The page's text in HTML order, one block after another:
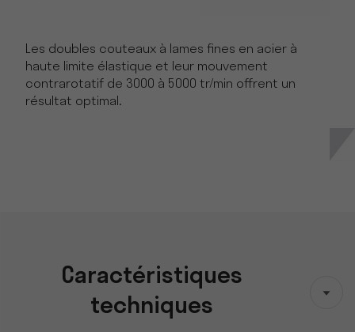
Les doubles couteaux à lames fines en acier à
haute limite élastique et leur mouvement
contrarotatif de 3000 à 5000 tr/min offrent un
résultat optimal.
Caractéristiques
techniques